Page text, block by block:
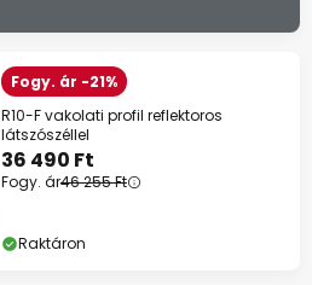
Fogy. ár -21%
R10-F vakolati profil reflektoros
látszószéllel
36 490 Ft
Fogy. ár46 255 Ft
Raktáron